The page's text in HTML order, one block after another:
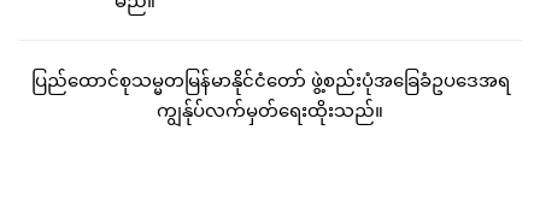
ပြည်ထောင်စုသမ္မတမြန်မာနိုင်ငံတော် ဖွဲ့စည်းပုံအခြေခံဥပဒေအရ
ကျွန်ုပ်လက်မှတ်ရေးထိုးသည်။